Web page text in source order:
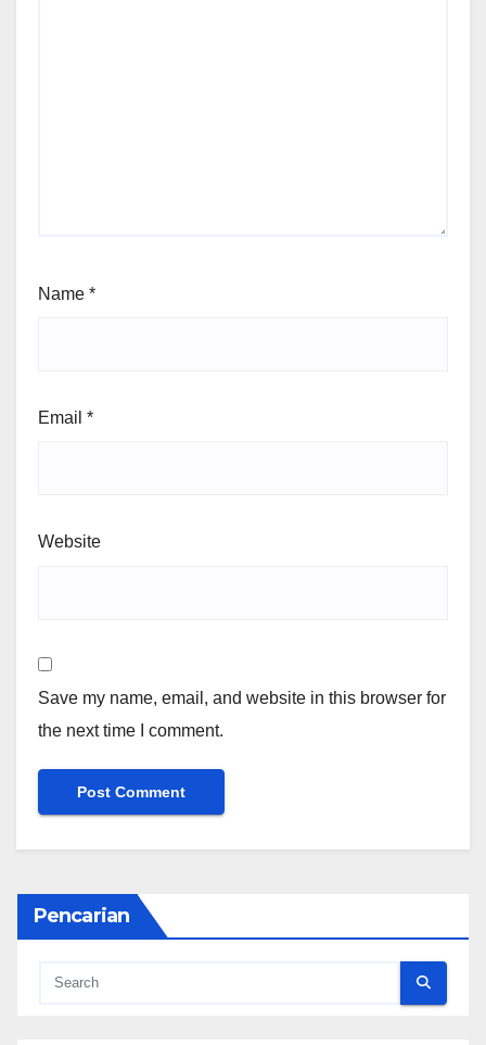
Name *
Email *
Website
Save my name, email, and website in this browser for
the next time I comment.
Pencarian